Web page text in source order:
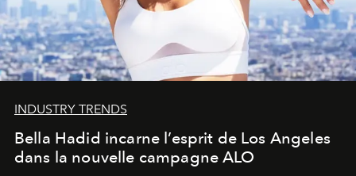
INDUSTRY TRENDS
Bella Hadid incarne l’esprit de Los Angeles
dans la nouvelle campagne ALO